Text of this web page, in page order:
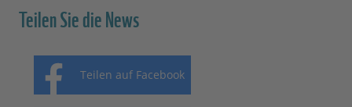
Teilen Sie die News
Teilen auf Facebook